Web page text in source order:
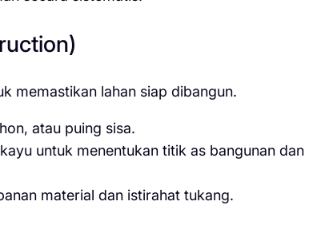
memastikan lahan siap dibangun.
atau puing sisa.
untuk menentukan titik as bangunan dan
material dan istirahat tukang.